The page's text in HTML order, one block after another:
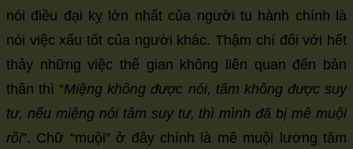
nói điều đại kỵ lớn nhất của người tu hành chính là
nói việc xấu tốt của người khác. Thậm chí đối với hết
thảy những việc thế gian không liên quan đến bản
thân thì “Miệng không được nói, tâm không được suy
tư, nếu miệng nói tâm suy tư, thì mình đã bị mê muội
rồi”. Chữ “muội” ở đây chính là mê muội lương tâm